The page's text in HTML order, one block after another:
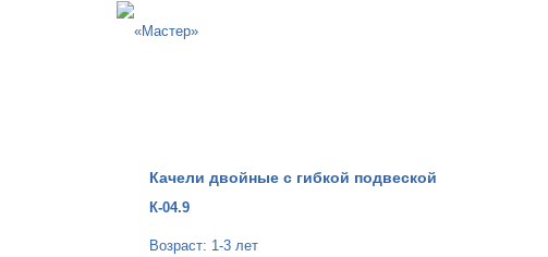
Качели двойные с гибкой подвеской
К-04.9
Возраст: 1-3 лет